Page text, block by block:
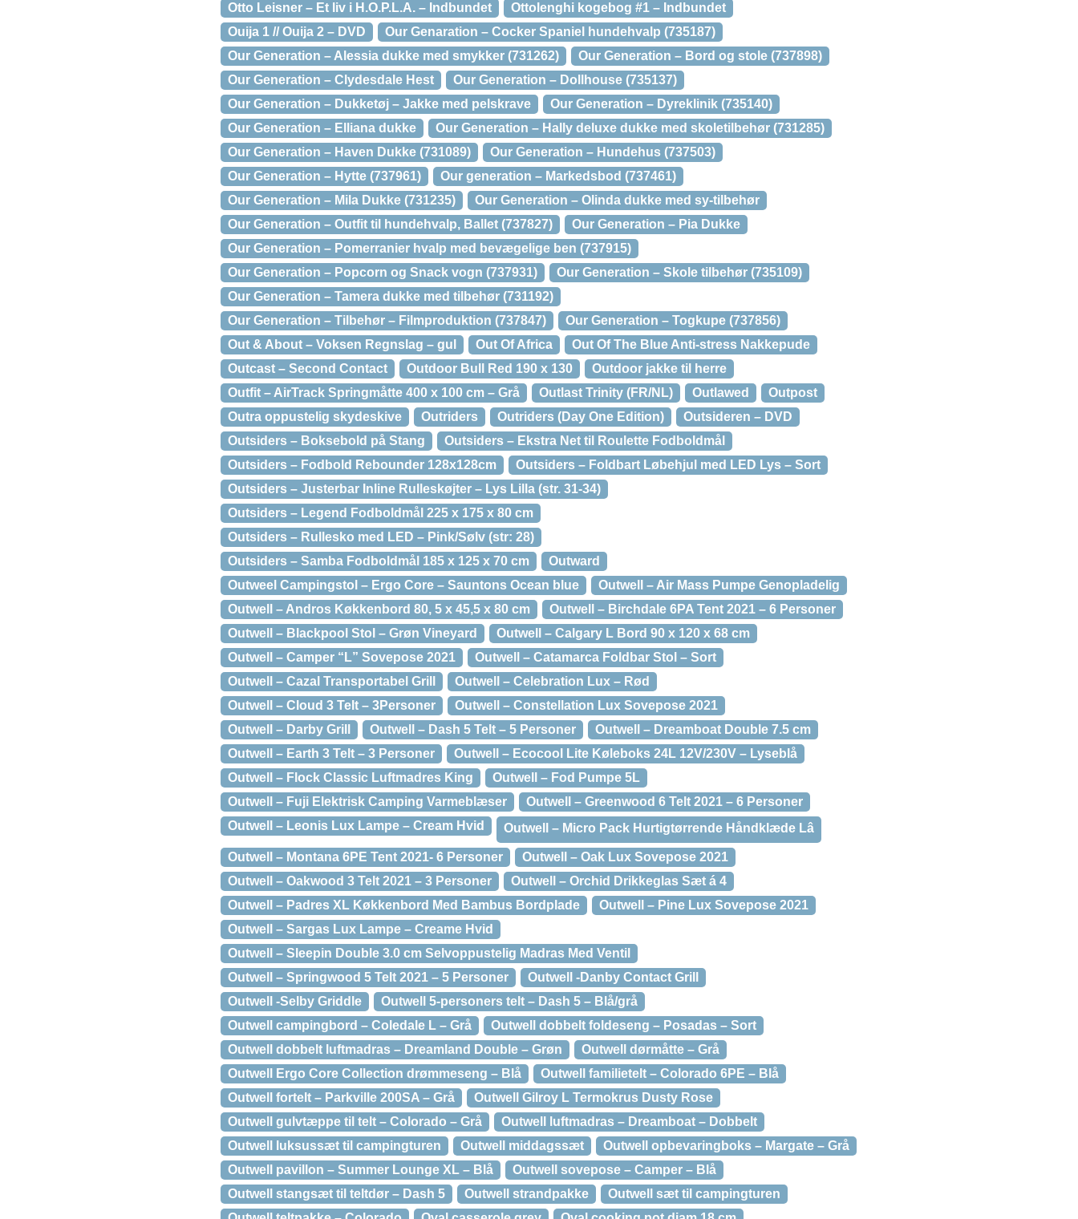
Otto Leisner – Et liv i H.O.P.L.A. – Indbundet
Ottolenghi kogebog #1 – Indbundet
Ouija 1 // Ouija 2 – DVD
Our Genaration – Cocker Spaniel hundehvalp (735187)
Our Generation – Alessia dukke med smykker (731262)
Our Generation – Bord og stole (737898)
Our Generation – Clydesdale Hest
Our Generation – Dollhouse (735137)
Our Generation – Dukketøj – Jakke med pelskrave
Our Generation – Dyreklinik (735140)
Our Generation – Elliana dukke
Our Generation – Hally deluxe dukke med skoletilbehør (731285)
Our Generation – Haven Dukke (731089)
Our Generation – Hundehus (737503)
Our Generation – Hytte (737961)
Our generation – Markedsbod (737461)
Our Generation – Mila Dukke (731235)
Our Generation – Olinda dukke med sy-tilbehør
Our Generation – Outfit til hundehvalp, Ballet (737827)
Our Generation – Pia Dukke
Our Generation – Pomerranier hvalp med bevægelige ben (737915)
Our Generation – Popcorn og Snack vogn (737931)
Our Generation – Skole tilbehør (735109)
Our Generation – Tamera dukke med tilbehør (731192)
Our Generation – Tilbehør – Filmproduktion (737847)
Our Generation – Togkupe (737856)
Out & About – Voksen Regnslag – gul
Out Of Africa
Out Of The Blue Anti-stress Nakkepude
Outcast – Second Contact
Outdoor Bull Red 190 x 130
Outdoor jakke til herre
Outfit – AirTrack Springmåtte 400 x 100 cm – Grå
Outlast Trinity (FR/NL) Outlawed
Outpost
Outra oppustelig skydeskive
Outriders Outriders (Day One Edition)
Outsideren – DVD
Outsiders – Boksebold på Stang
Outsiders – Ekstra Net til Roulette Fodboldmål
Outsiders – Fodbold Rebounder 128x128cm
Outsiders – Foldbart Løbehjul med LED Lys – Sort
Outsiders – Justerbar Inline Rulleskøjter – Lys Lilla (str. 31-34)
Outsiders – Legend Fodboldmål 225 x 175 x 80 cm
Outsiders – Rullesko med LED – Pink/Sølv (str: 28)
Outsiders – Samba Fodboldmål 185 x 125 x 70 cm
Outward
Outweel Campingstol – Ergo Core – Sauntons Ocean blue
Outwell – Air Mass Pumpe Genopladelig
Outwell – Andros Køkkenbord 80, 5 x 45,5 x 80 cm
Outwell – Birchdale 6PA Tent 2021 – 6 Personer
Outwell – Blackpool Stol – Grøn Vineyard
Outwell – Calgary L Bord 90 x 120 x 68 cm
Outwell – Camper “L” Sovepose 2021
Outwell – Catamarca Foldbar Stol – Sort
Outwell – Cazal Transportabel Grill
Outwell – Celebration Lux – Rød
Outwell – Cloud 3 Telt – 3Personer
Outwell – Constellation Lux Sovepose 2021
Outwell – Darby Grill
Outwell – Dash 5 Telt – 5 Personer
Outwell – Dreamboat Double 7.5 cm
Outwell – Earth 3 Telt – 3 Personer
Outwell – Ecocool Lite Køleboks 24L 12V/230V – Lyseblå
Outwell – Flock Classic Luftmadres King
Outwell – Fod Pumpe 5L
Outwell – Fuji Elektrisk Camping Varmeblæser
Outwell – Greenwood 6 Telt 2021 – 6 Personer
Outwell – Leonis Lux Lampe – Cream Hvid
Outwell – Micro Pack Hurtigtørrende Håndklæde Lâ
Outwell – Montana 6PE Tent 2021- 6 Personer
Outwell – Oak Lux Sovepose 2021
Outwell – Oakwood 3 Telt 2021 – 3 Personer
Outwell – Orchid Drikkeglas Sæt á 4
Outwell – Padres XL Køkkenbord Med Bambus Bordplade
Outwell – Pine Lux Sovepose 2021
Outwell – Sargas Lux Lampe – Creame Hvid
Outwell – Sleepin Double 3.0 cm Selvoppustelig Madras Med Ventil
Outwell – Springwood 5 Telt 2021 – 5 Personer
Outwell -Danby Contact Grill
Outwell -Selby Griddle
Outwell 5-personers telt – Dash 5 – Blå/grå
Outwell campingbord – Coledale L – Grå
Outwell dobbelt foldeseng – Posadas – Sort
Outwell dobbelt luftmadras – Dreamland Double – Grøn
Outwell dørmåtte – Grå
Outwell Ergo Core Collection drømmeseng – Blå
Outwell familietelt – Colorado 6PE – Blå
Outwell fortelt – Parkville 200SA – Grå
Outwell Gilroy L Termokrus Dusty Rose
Outwell gulvtæppe til telt – Colorado – Grå
Outwell luftmadras – Dreamboat – Dobbelt
Outwell luksussæt til campingturen
Outwell middagssæt
Outwell opbevaringboks – Margate – Grå
Outwell pavillon – Summer Lounge XL – Blå
Outwell sovepose – Camper – Blå
Outwell stangsæt til teltdør – Dash 5
Outwell strandpakke
Outwell sæt til campingturen